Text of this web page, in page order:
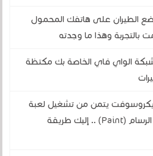
الطيران على هاتفك المحمول
وهذا ما وجدته
الواي فاي الخاصة بك مكتظة
يتمن من تشغيل لعبة
Doom الأصلية داخل برنامج الرسام (Paint) .. إليك طريقة